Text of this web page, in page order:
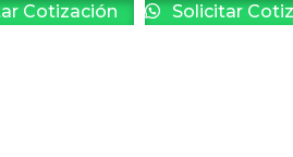
Cotización Solicitar